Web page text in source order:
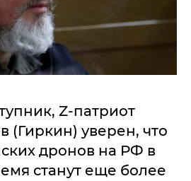
Z-патриот
(Гиркин) уверен, что
дронов на РФ в
станут еще более